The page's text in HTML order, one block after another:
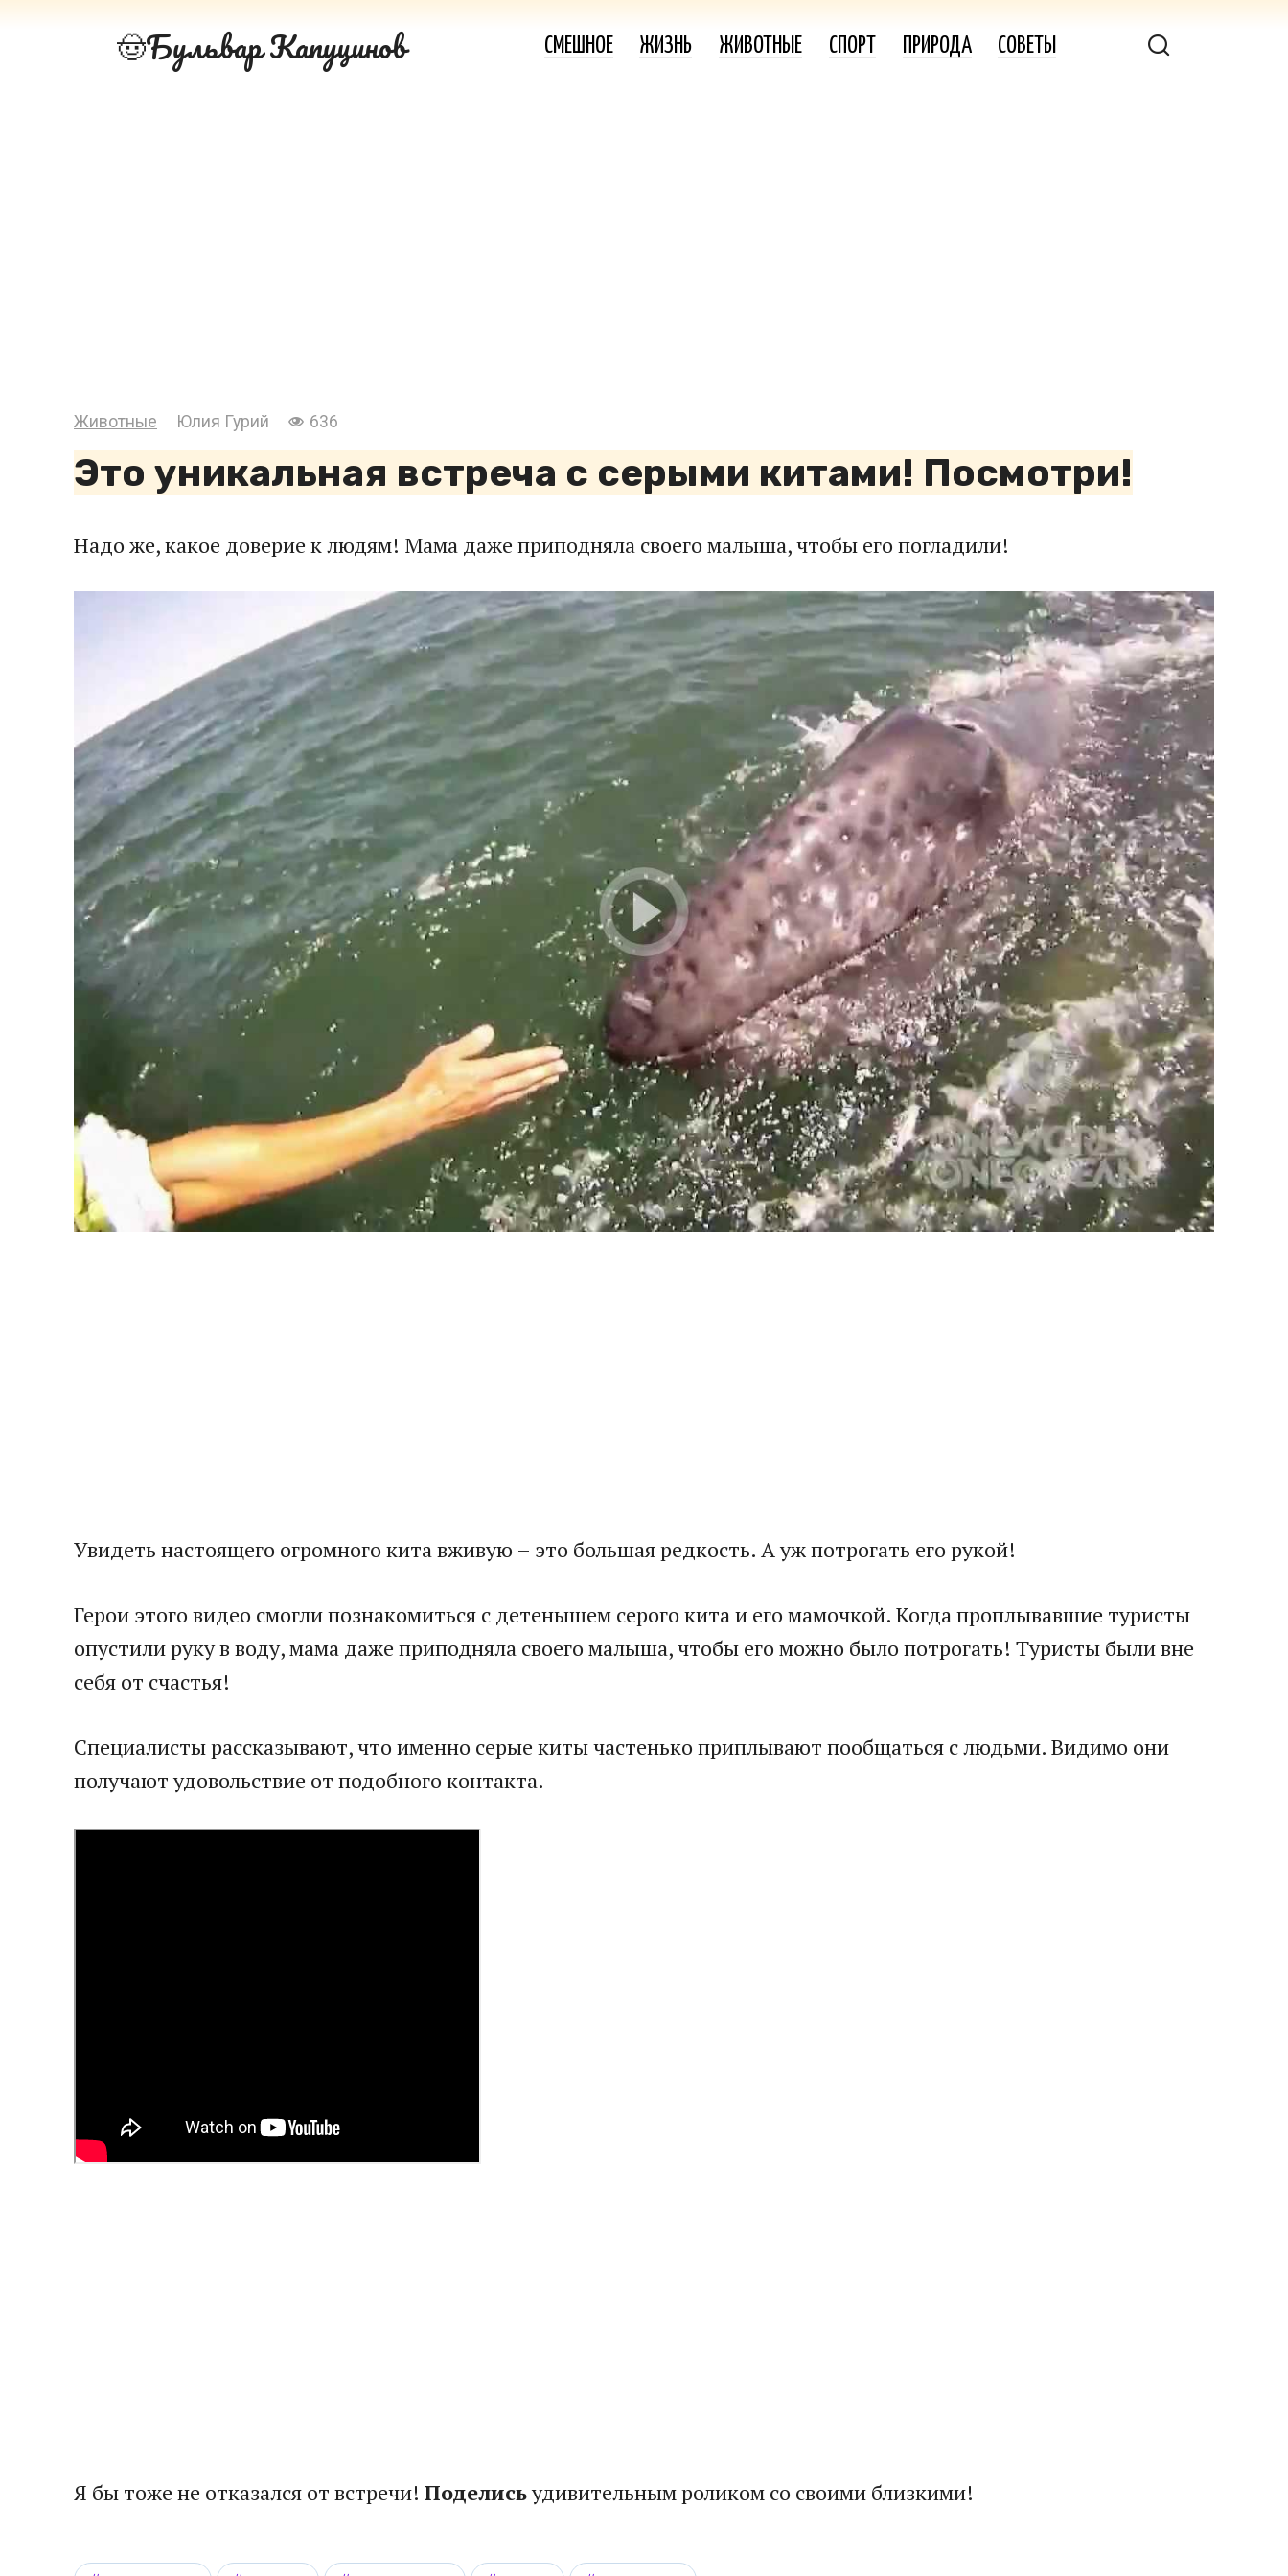
Бульвар Капуцинов СМЕШНОЕ ЖИЗНЬ ЖИВОТНЫЕ СПОРТ ПРИРОДА СОВЕТЫ
Животные Юлия Гурий 636
Это уникальная встреча с серыми китами! Посмотри!
Надо же, какое доверие к людям! Мама даже приподняла своего малыша, чтобы его погладили!
Увидеть настоящего огромного кита вживую – это большая редкость. А уж потрогать его рукой!
Герои этого видео смогли познакомиться с детенышем серого кита и его мамочкой. Когда проплывавшие туристы
опустили руку в воду, мама даже приподняла своего малыша, чтобы его можно было потрогать! Туристы были вне
себя от счастья!
Специалисты рассказывают, что именно серые киты частенько приплывают пообщаться с людьми. Видимо они
получают удовольствие от подобного контакта.
Я бы тоже не отказался от встречи! Поделисьудивительным роликом со своими близкими!